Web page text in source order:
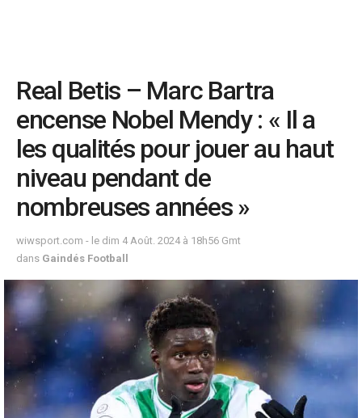
Real Betis – Marc Bartra
encense Nobel Mendy : « Il a
les qualités pour jouer au haut
niveau pendant de
nombreuses années »
wiwsport.com - le dim 4 Août. 2024 à 18h56 Gmt
dans Gaindés Football